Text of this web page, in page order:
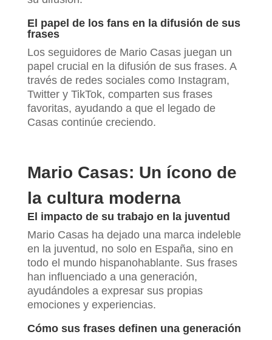
El papel de los fans en la difusión de sus
frases
Los seguidores de Mario Casas juegan un
papel crucial en la difusión de sus frases. A
través de redes sociales como Instagram,
Twitter y TikTok, comparten sus frases
favoritas, ayudando a que el legado de
Casas continúe creciendo.
Mario Casas: Un ícono de
la cultura moderna
El impacto de su trabajo en la juventud
Mario Casas ha dejado una marca indeleble
en la juventud, no solo en España, sino en
todo el mundo hispanohablante. Sus frases
han influenciado a una generación,
ayudándoles a expresar sus propias
emociones y experiencias.
Cómo sus frases definen una generación